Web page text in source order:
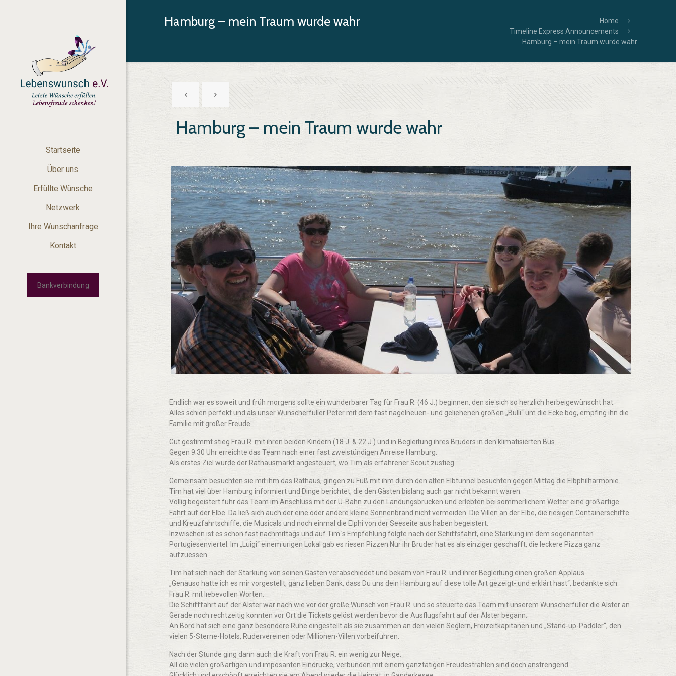
Startseite
Über uns
Erfüllte Wünsche
Netzwerk
Ihre Wunschanfrage
Kontakt
Bankverbindung
Hamburg – mein Traum wurde wahr
Home
Timeline Express Announcements
Hamburg – mein Traum wurde wahr
Hamburg – mein Traum wurde wahr
Endlich war es soweit und früh morgens sollte ein wunderbarer Tag für Frau R. (46 J.) beginnen, den sie sich so herzlich herbeigewünscht hat.
Alles schien perfekt und als unser Wunscherfüller Peter mit dem fast nagelneuen- und geliehenen großen „Bulli“ um die Ecke bog, empfing ihn die
Familie mit großer Freude.
Gut gestimmt stieg Frau R. mit ihren beiden Kindern (18 J. & 22 J.) und in Begleitung ihres Bruders in den klimatisierten Bus.
Gegen 9:30 Uhr erreichte das Team nach einer fast zweistündigen Anreise Hamburg.
Als erstes Ziel wurde der Rathausmarkt angesteuert, wo Tim als erfahrener Scout zustieg.
Gemeinsam besuchten sie mit ihm das Rathaus, gingen zu Fuß mit ihm durch den alten Elbtunnel besuchten gegen Mittag die Elbphilharmonie.
Tim hat viel über Hamburg informiert und Dinge berichtet, die den Gästen bislang auch gar nicht bekannt waren.
Völlig begeistert fuhr das Team im Anschluss mit der U-Bahn zu den Landungsbrücken und erlebten bei sommerlichem Wetter eine großartige
Fahrt auf der Elbe. Da ließ sich auch der eine oder andere kleine Sonnenbrand nicht vermeiden. Die Villen an der Elbe, die riesigen Containerschiffe
und Kreuzfahrtschiffe, die Musicals und noch einmal die Elphi von der Seeseite aus haben begeistert.
Inzwischen ist es schon fast nachmittags und auf Tim´s Empfehlung folgte nach der Schiffsfahrt, eine Stärkung im dem sogenannten
Portugiesenviertel. Im „Luigi“ einem urigen Lokal gab es riesen Pizzen.Nur ihr Bruder hat es als einziger geschafft, die leckere Pizza ganz
aufzuessen.
Tim hat sich nach der Stärkung von seinen Gästen verabschiedet und bekam von Frau R. und ihrer Begleitung einen großen Applaus.
„Genauso hatte ich es mir vorgestellt, ganz lieben Dank, dass Du uns dein Hamburg auf diese tolle Art gezeigt- und erklärt hast“, bedankte sich
Frau R. mit liebevollen Worten.
Die Schifffahrt auf der Alster war nach wie vor der große Wunsch von Frau R. und so steuerte das Team mit unserem Wunscherfüller die Alster an.
Gerade noch rechtzeitig konnten vor Ort die Tickets gelöst werden bevor die Ausflugsfahrt auf der Alster begann.
An Bord hat sich eine ganz besondere Ruhe eingestellt als sie zusammen an den vielen Seglern, Freizeitkapitänen und „Stand-up-Paddler“, den
vielen 5-Sterne-Hotels, Rudervereinen oder Millionen-Villen vorbeifuhren.
Nach der Stunde ging dann auch die Kraft von Frau R. ein wenig zur Neige.
All die vielen großartigen und imposanten Eindrücke, verbunden mit einem ganztätigen Freudestrahlen sind doch anstrengend.